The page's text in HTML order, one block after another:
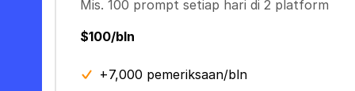
Mis. 100 prompt setiap hari di 2 platform
$100/bln
+7,000 pemeriksaan/bln